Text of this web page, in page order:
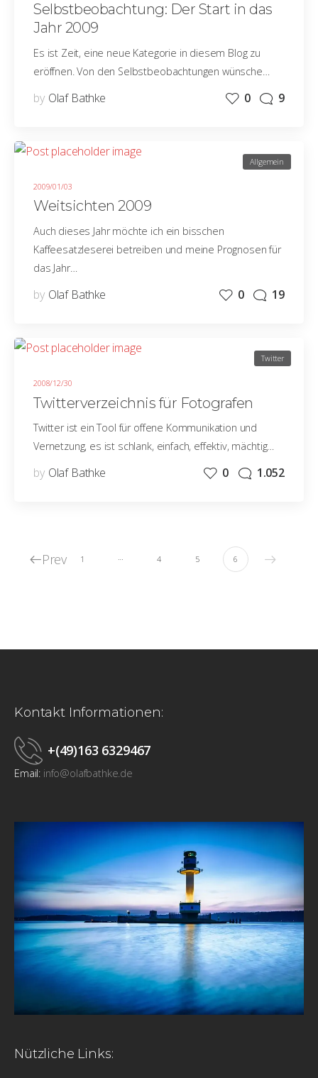
Selbstbeobachtung: Der Start in das
Jahr 2009
Es ist Zeit, eine neue Kategorie in diesem Blog zu
eröffnen. Von den Selbstbeobachtungen wünsche…
by Olaf Bathke 0 9
2009/01/03
Allgemein
Weitsichten 2009
Auch dieses Jahr möchte ich ein bisschen
Kaffeesatzleserei betreiben und meine Prognosen für
das Jahr…
by Olaf Bathke 0 19
2008/12/30
Twitter
Twitterverzeichnis für Fotografen
Twitter ist ein Tool für offene Kommunikation und
Vernetzung, es ist schlank, einfach, effektiv, mächtig…
by Olaf Bathke 0 1.052
Prev 1 4 5 6
Kontakt Informationen:
+(49)163 6329467
Email: info@olafbathke.de
Nützliche Links: